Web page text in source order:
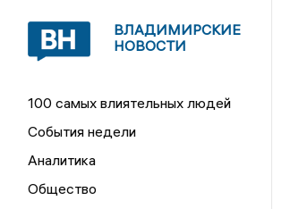
ВЛАДИМИРСКИЕ
НОВОСТИ
100 самых влиятельных людей
События недели
Аналитика
Общество